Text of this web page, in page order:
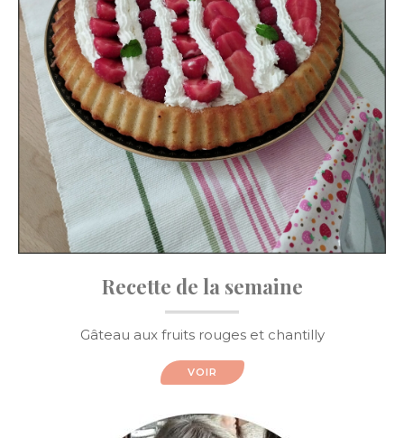
Recette de la semaine
Gâteau aux fruits rouges et chantilly
VOIR